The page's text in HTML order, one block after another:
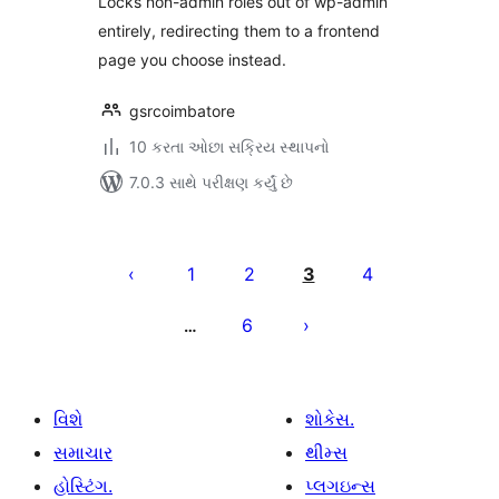
entirely, redirecting them to a frontend
page you choose instead.
gsrcoimbatore
10 કરતા ઓછા સક્રિય સ્થાપનો
7.0.3 સાથે પરીક્ષણ કર્યું છે
પૃષ્ઠ
1 2 3 4
… 6
વિશે
સમાચાર
હોસ્ટિંગ.
શોકેસ.
થીમ્સ
પ્લગઇન્સ